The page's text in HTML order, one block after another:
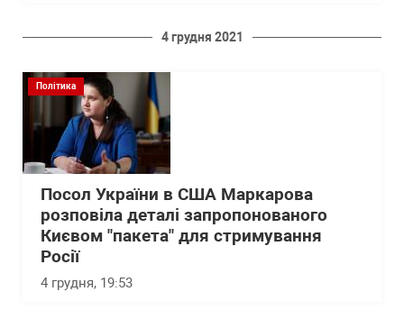
4 грудня 2021
Політика
Посол України в США Маркарова
розповіла деталі запропонованого
Києвом "пакета" для стримування
Росії
4 грудня, 19:53